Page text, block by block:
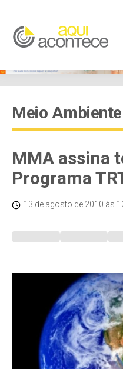
Meio Ambiente
MMA assina
Programa
13 de agosto de 2010 às